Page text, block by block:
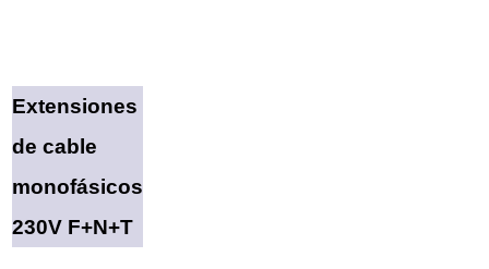
Extensiones
de cable
monofásicos
230V F+N+T